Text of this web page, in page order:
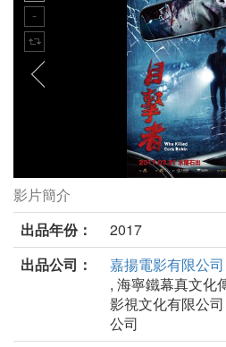
目擊者劇照
影片簡介
出品年份：
2017
出品公司：
嘉揚電影有限公司
, 海寧鐵幕真文化
影視文化有限公
公司